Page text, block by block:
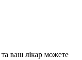
та ваш лікар можете